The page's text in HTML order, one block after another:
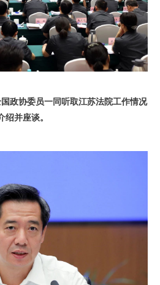
政协委员一同听取江苏法院工作情况
绍并座谈。